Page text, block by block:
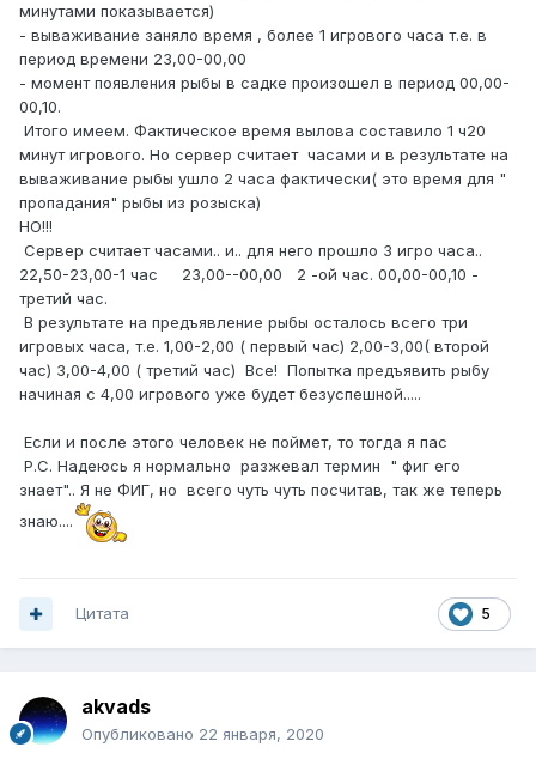
минутами показывается)
- вываживание заняло время , более 1 игрового часа т.е. в
период времени 23,00-00,00
- момент появления рыбы в садке произошел в период 00,00-
00,10.
Итого имеем. Фактическое время вылова составило 1 ч20
минут игрового. Но сервер считает часами и в результате на
вываживание рыбы ушло 2 часа фактически( это время для "
пропадания" рыбы из розыска)
НО!!!
Сервер считает часами.. и.. для него прошло 3 игро часа..
22,50-23,00-1 час 23,00--00,00 2 -ой час. 00,00-00,10 -
третий час.
В результате на предъявление рыбы осталось всего три
игровых часа, т.е. 1,00-2,00 ( первый час) 2,00-3,00( второй
час) 3,00-4,00 ( третий час) Все! Попытка предъявить рыбу
начиная с 4,00 игрового уже будет безуспешной.....
Если и после этого человек не поймет, то тогда я пас
Р.С. Надеюсь я нормально разжевал термин " фиг его
знает".. Я не ФИГ, но всего чуть чуть посчитав, так же теперь
знаю....
5
Цитата
akvads
Опубликовано 22 января, 2020